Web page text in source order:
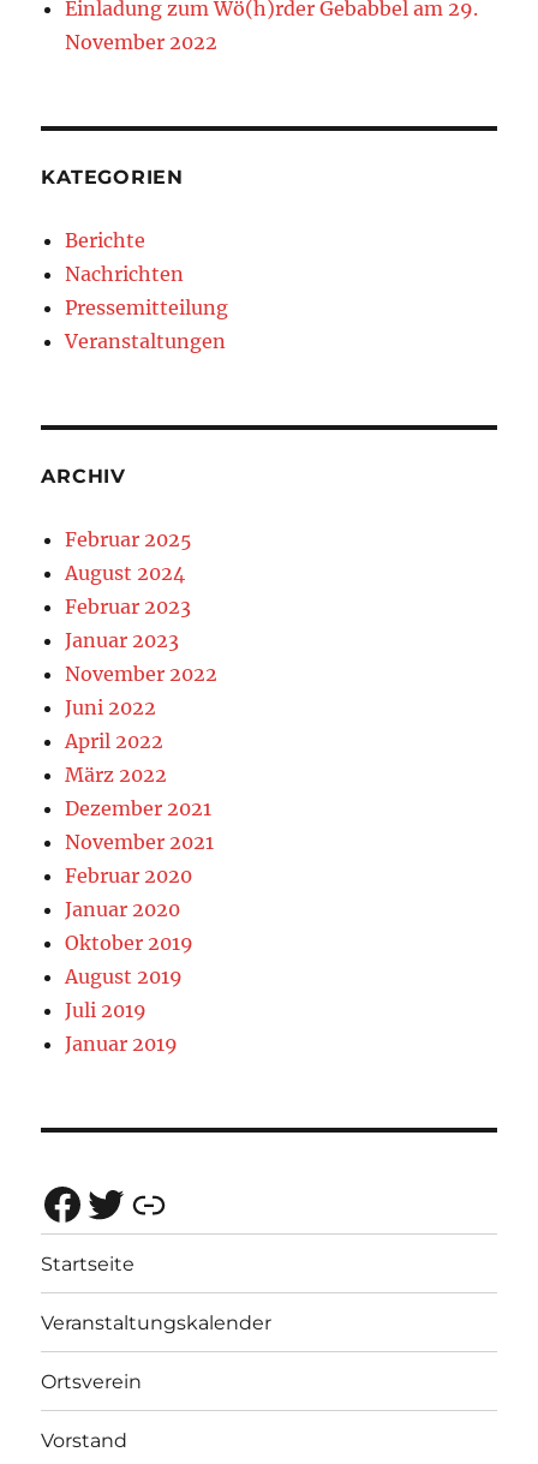
Einladung zum Wö(h)rder Gebabbel am 29.
November 2022
KATEGORIEN
Berichte
Nachrichten
Pressemitteilung
Veranstaltungen
ARCHIV
Februar 2025
August 2024
Februar 2023
Januar 2023
November 2022
Juni 2022
April 2022
März 2022
Dezember 2021
November 2021
Februar 2020
Januar 2020
Oktober 2019
August 2019
Juli 2019
Januar 2019
Facebook
Twitter
Rotes Netz Bayern
Startseite
Veranstaltungskalender
Ortsverein
Vorstand